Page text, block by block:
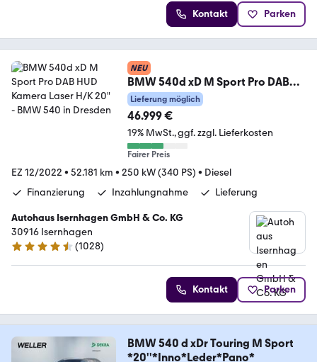
Kontakt Parken
NEU
BMW 540d xD M Sport Pro DAB
HUD Kamera Laser H/K 20"
Lieferung möglich
46.999 €
19% MwSt. ggf. zzgl. Lieferkosten
Fairer Preis
EZ 12/2022 • 52.181 km • 250 kW (340 PS) • Diesel
Finanzierung
Inzahlungnahme Lieferung
Autohaus Isernhagen GmbH & Co. KG
30916 Isernhagen
4.5 Sterne
(1028)
Kontakt Parken
BMW 540 d xDr Touring M Sport
*20''*Inno*Leder*Pano*